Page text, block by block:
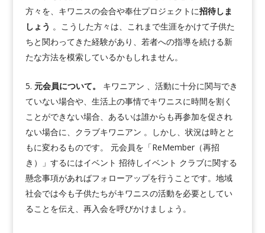
方々を、キワニスの会合や奉仕プロジェクトに招待しま
しょう 。こうした方々は、これまで生涯をかけて子供た
ちと関わってきた経験があり、若者への指導を続ける新
たな方法を模索しているかもしれません。
元会員について。 キワニアン 、活動に十分に関与でき
ていない場合や、生活上の事情でキワニスに時間を割く
ことができない場合、あるいは誰からも再参加を促され
ない場合に、クラブキワニアン 。しかし、状況は時とと
もに変わるものです。 元会員を「ReMember（再招
き）」するにはイベント 招待しイベント クラブに関する
懸念事項があればフォローアップを行うことです。地域
社会では今も子供たちがキワニスの活動を必要としてい
ることを伝え、再入会を呼びかけましょう。